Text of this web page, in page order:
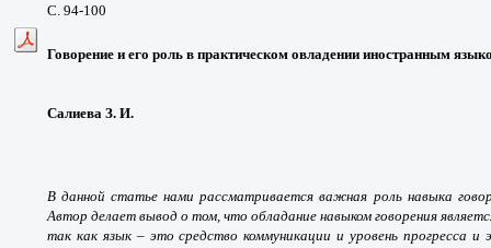
С. 94-100
Говорение и его роль в практическом овладении иностранным
Салиева З. И.
В данной статье нами рассматривается важная роль навыка
Автор делает вывод о том, что обладание навыком говорения
так как язык – это средство коммуникации и уровень прогресса и